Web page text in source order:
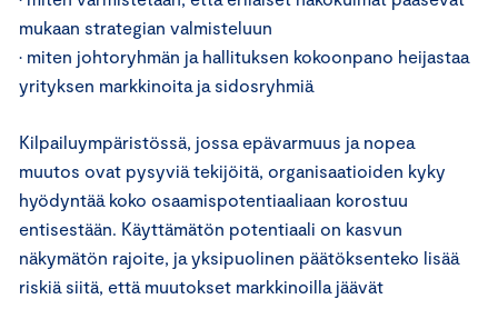
mukaan strategian valmisteluun
• miten johtoryhmän ja hallituksen kokoonpano heijastaa
yrityksen markkinoita ja sidosryhmiä
Kilpailuympäristössä, jossa epävarmuus ja nopea
muutos ovat pysyviä tekijöitä, organisaatioiden kyky
hyödyntää koko osaamispotentiaaliaan korostuu
entisestään. Käyttämätön potentiaali on kasvun
näkymätön rajoite, ja yksipuolinen päätöksenteko lisää
riskiä siitä, että muutokset markkinoilla jäävät